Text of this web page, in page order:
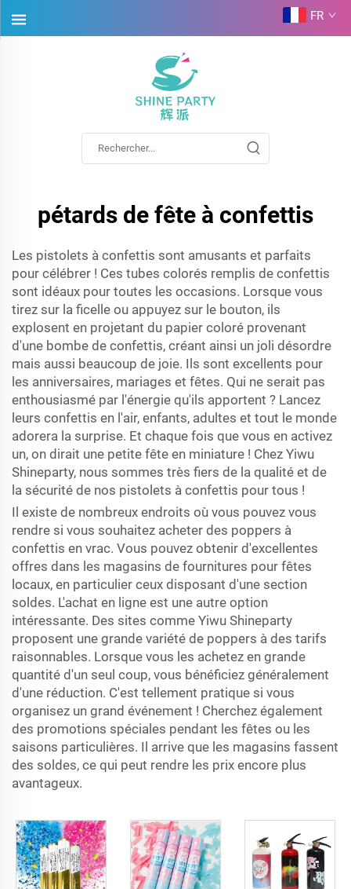
FR
pétards de fête à confettis
Les pistolets à confettis sont amusants et parfaits
pour célébrer ! Ces tubes colorés remplis de confettis
sont idéaux pour toutes les occasions. Lorsque vous
tirez sur la ficelle ou appuyez sur le bouton, ils
explosent en projetant du papier coloré provenant
d'une bombe de confettis, créant ainsi un joli désordre
mais aussi beaucoup de joie. Ils sont excellents pour
les anniversaires, mariages et fêtes. Qui ne serait pas
enthousiasmé par l'énergie qu'ils apportent ? Lancez
leurs confettis en l'air, enfants, adultes et tout le monde
adorera la surprise. Et chaque fois que vous en activez
un, on dirait une petite fête en miniature ! Chez Yiwu
Shineparty, nous sommes très fiers de la qualité et de
la sécurité de nos pistolets à confettis pour tous !
Il existe de nombreux endroits où vous pouvez vous
rendre si vous souhaitez acheter des poppers à
confettis en vrac. Vous pouvez obtenir d'excellentes
offres dans les magasins de fournitures pour fêtes
locaux, en particulier ceux disposant d'une section
soldes. L'achat en ligne est une autre option
intéressante. Des sites comme Yiwu Shineparty
proposent une grande variété de poppers à des tarifs
raisonnables. Lorsque vous les achetez en grande
quantité d'un seul coup, vous bénéficiez généralement
d'une réduction. C'est tellement pratique si vous
organisez un grand événement ! Cherchez également
des promotions spéciales pendant les fêtes ou les
saisons particulières. Il arrive que les magasins fassent
des soldes, ce qui peut rendre les prix encore plus
avantageux.